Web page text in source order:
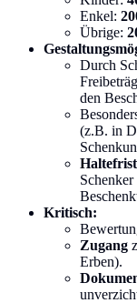
Enkel:
Übrige:
Durch
den
(z.B. in
Haltefrist
Kritisch:
Zugang
Erben).